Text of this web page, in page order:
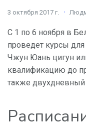
3 октября 2017 г.
С 1 по 6 ноября в
проведет курсы
Чжун Юань цигун
квалификацию до
также